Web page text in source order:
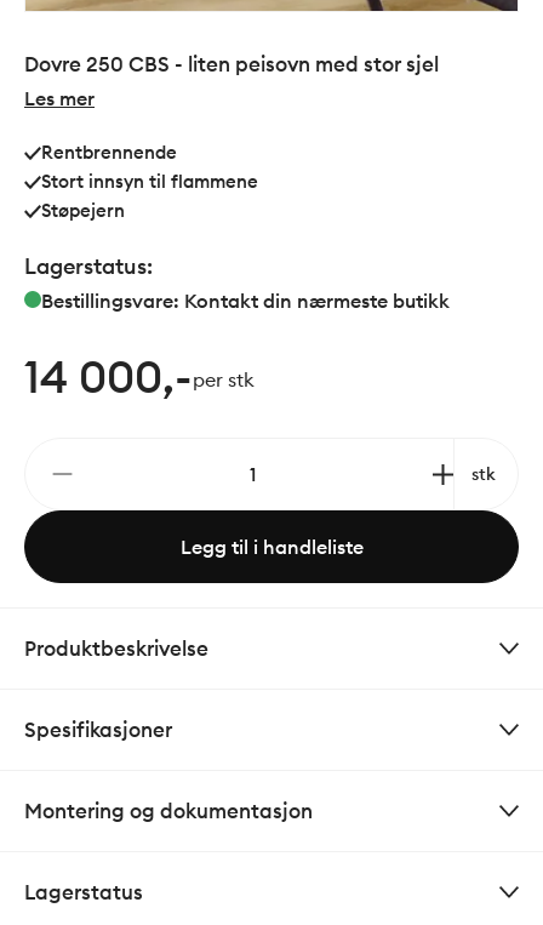
Dovre 250 CBS - liten peisovn med stor sjel
Les mer
Rentbrennende
Stort innsyn til flammene
Støpejern
Lagerstatus:
Bestillingsvare: Kontakt din nærmeste butikk
14 000,-per stk
stk
Legg til i handleliste
Produktbeskrivelse
Spesifikasjoner
Montering og dokumentasjon
Lagerstatus